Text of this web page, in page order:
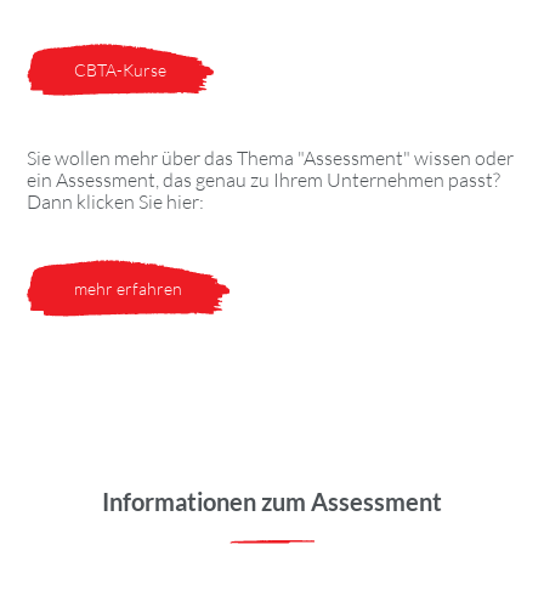
CBTA-Kurse
Sie wollen mehr über das Thema "Assessment" wissen oder
ein Assessment, das genau zu Ihrem Unternehmen passt?
Dann klicken Sie hier:
mehr erfahren
Informationen zum Assessment